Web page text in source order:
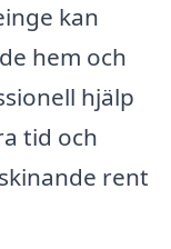
kan
hem och
hjälp
tid och
rent